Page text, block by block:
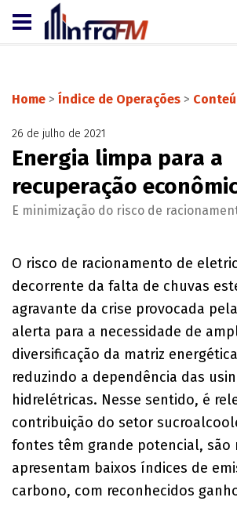
Home > Índice de Operações >
26 de julho de 2021
Energia limpa para a
recuperação
E minimização do risco de
O risco de racionamento de
decorrente da falta de chuvas
agravante da crise provocada
alerta para a necessidade de
diversificação da matriz
reduzindo a dependência das
hidrelétricas. Nesse sentido, é
contribuição do setor
fontes têm grande potencial, são
apresentam baixos índices de
carbono, com reconhecidos